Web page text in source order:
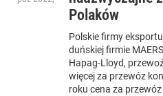
Polaków
Polskie firmy
duńskiej firmie
Hapag-Lloyd,
więcej za przewóz
roku cena za